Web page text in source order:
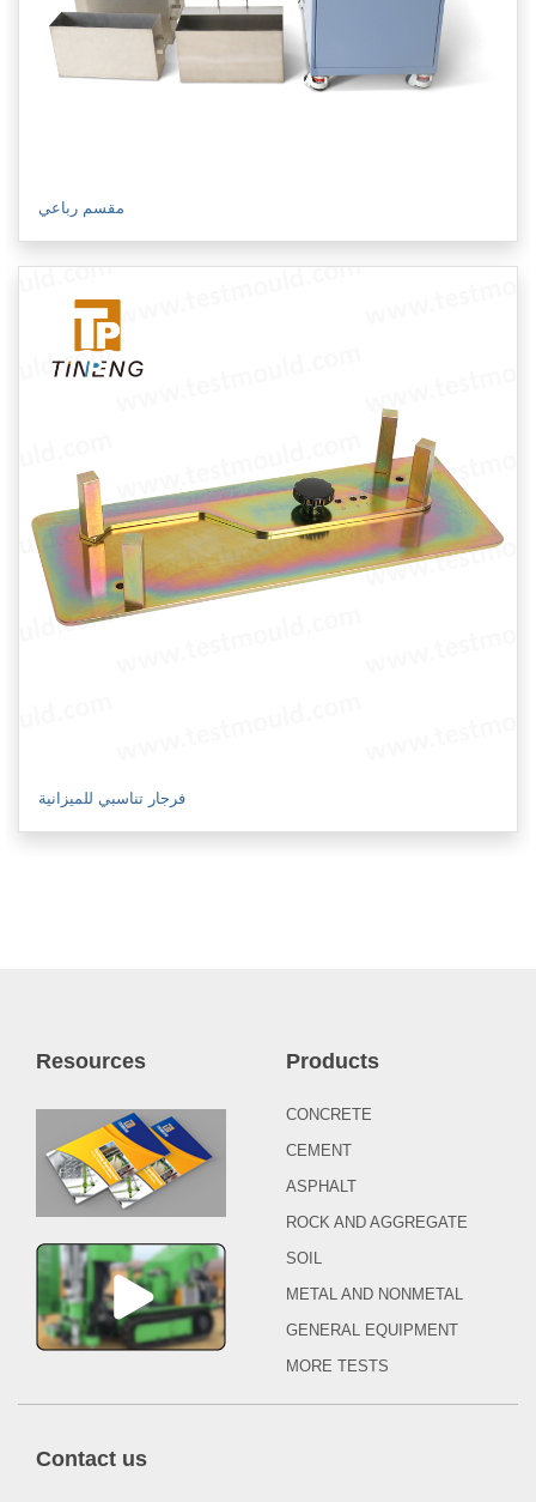
مقسم رباعي
فرجار تناسبي للميزانية
Resources Products
CONCRETE
CEMENT
ASPHALT
ROCK AND AGGREGATE
SOIL
METAL AND NONMETAL
GENERAL EQUIPMENT
MORE TESTS
Contact us